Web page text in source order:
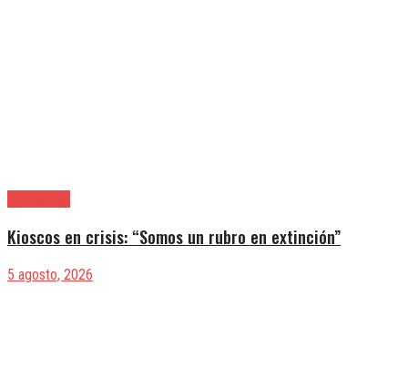
Kioscos en crisis: “Somos un rubro en extinción”
5 agosto, 2026